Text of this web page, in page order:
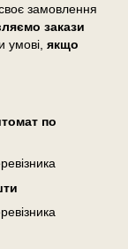
замовлення
закази
умові, якщо
по